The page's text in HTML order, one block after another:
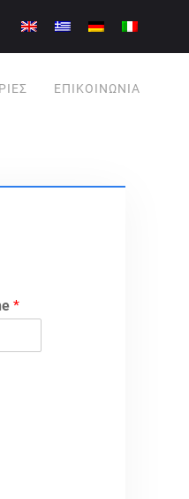
ΕΠΙΚΟΙΝΩΝΊΑ
*